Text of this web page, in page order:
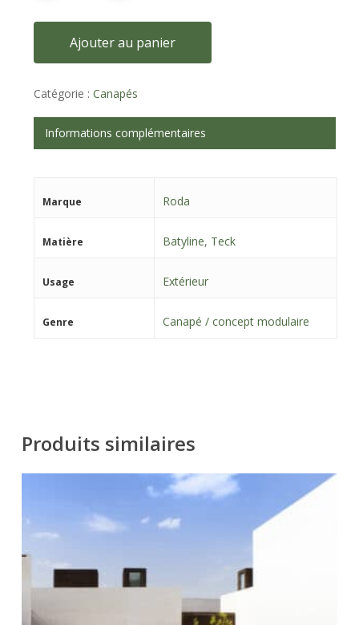
Ajouter au panier
Catégorie : Canapés
Informations complémentaires
Marque Roda
Matière Batyline, Teck
Usage Extérieur
Genre Canapé / concept modulaire
Produits similaires